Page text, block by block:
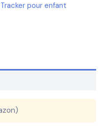
Tracker pour enfant